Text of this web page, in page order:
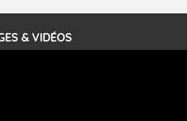
de 50 km/h et atteindre 80 à 100 km/h
parfois davantage. Il parcourt la basse vallée
et la Provence et envahit le littoral
à partir de la Camargue.
& VIDÉOS